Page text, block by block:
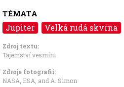
TÉMATA
Jupiter Velká rudá skvrna
Zdroj textu:
Tajemství vesmíru
Zdroje fotografii:
NASA, ESA, and A. Simon